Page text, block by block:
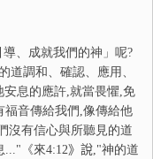
導、成就我們的神」呢?
道調和、確認、應用、
息的應許,就當畏懼,免
福音傳給我們,像傳給他
沒有信心與所聽見的道
..."《來4:12》說,"神的道